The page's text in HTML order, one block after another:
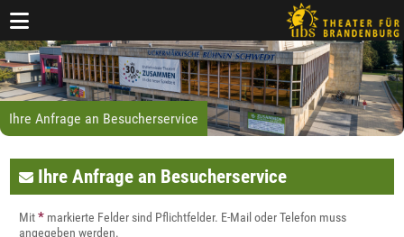
Ihre Anfrage an Besucherservice
Ihre Anfrage an Besucherservice
Mit* markierte Felder sind Pflichtfelder. E-Mail oder Telefon muss
angegeben werden.